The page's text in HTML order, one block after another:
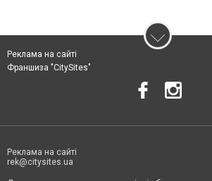
Реклама на сайті
Франшиза "CitySites"
Реклама на сайті
rek@citysites.ua